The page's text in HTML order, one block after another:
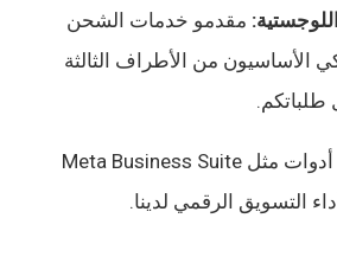
مقدمو خدمات الشحن
الأساسيون من الأطراف الثالثة
أدوات مثل Meta Business Suite
التسويق الرقمي لدينا.